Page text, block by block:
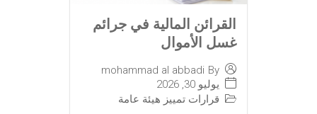
القرائن المالية في جرائم
غسل الأموال
By
mohammad al abbadi
يوليو 30, 2026
قرارات تمييز هيئة عامة